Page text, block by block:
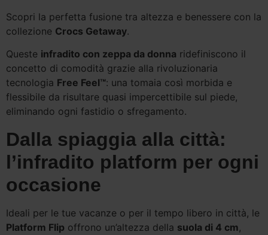
Scopri la perfetta fusione tra altezza e benessere con la
collezione Crocs Getaway.
Queste infradito con zeppa da donna ridefiniscono il
concetto di comodità grazie alla rivoluzionaria
tecnologia Free Feel™: una tomaia così morbida e
flessibile da risultare quasi impercettibile sul piede,
eliminando ogni fastidio o sfregamento.
Dalla spiaggia alla città:
l’infradito platform per ogni
occasione
Ideali per le tue vacanze o per il tempo libero in città, le
Platform Flip offrono un’altezza della suola di 4 cm,